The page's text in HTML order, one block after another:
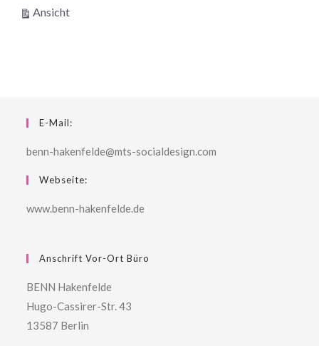
Ansichtausdrucken
E-Mail:
benn-hakenfelde@mts-socialdesign.com
Webseite:
www.benn-hakenfelde.de
Anschrift Vor-Ort Büro
BENN Hakenfelde
Hugo-Cassirer-Str. 43
13587 Berlin